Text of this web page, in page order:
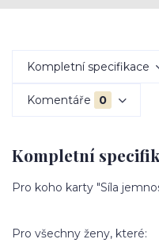
Kompletní specifikace
Komentáře 0
Kompletní
Pro koho karty "Síla
Pro všechny ženy, které: